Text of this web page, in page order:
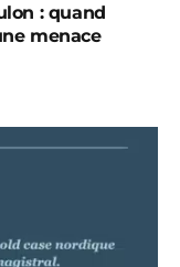
: quand
menace